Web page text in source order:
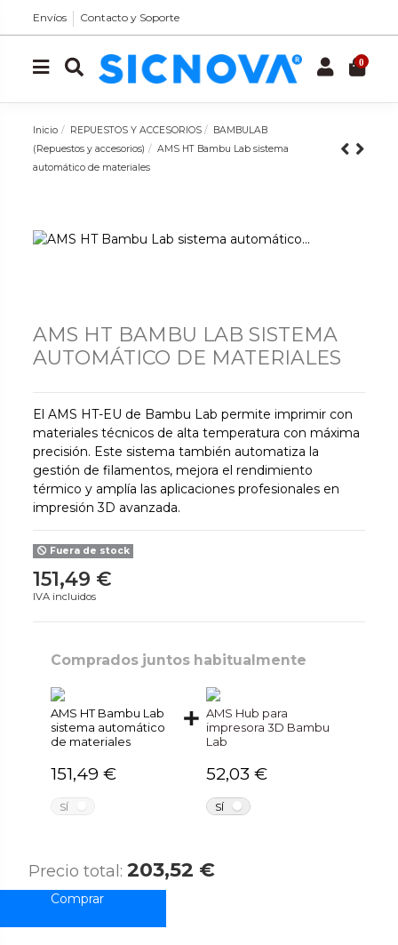
Envíos Contacto y Soporte
0
Inicio REPUESTOS Y ACCESORIOS
BAMBULAB
(Repuestos y accesorios)
AMS HT Bambu Lab sistema
automático de materiales
AMS HT BAMBU LAB SISTEMA
AUTOMÁTICO DE MATERIALES
El AMS HT-EU de Bambu Lab permite imprimir con
materiales técnicos de alta temperatura con máxima
precisión. Este sistema también automatiza la
gestión de filamentos, mejora el rendimiento
térmico y amplía las aplicaciones profesionales en
impresión 3D avanzada.
Fuera de stock
151,49 €
IVA incluidos
Comprados juntos habitualmente
AMS HT Bambu Lab
sistema automático
de materiales
151,49 €
SÍ
AMS Hub para
impresora 3D Bambu
Lab
52,03 €
SÍ
Precio total:203,52 €